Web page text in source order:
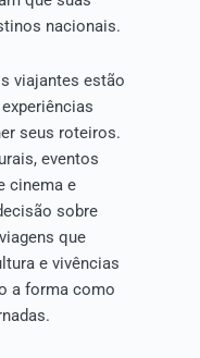
nacionais.
viajantes estão
seus roteiros.
eventos
cinema e
sobre
que
e vivências
a forma como